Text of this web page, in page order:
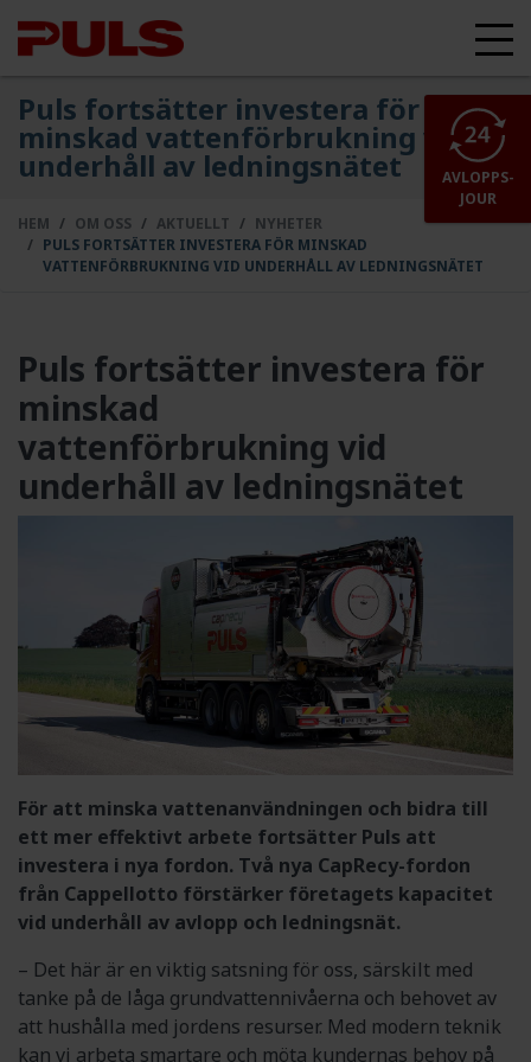
Puls fortsätter investera för
minskad vattenförbrukning vid
underhåll av ledningsnätet
HEM OM OSS AKTUELLT
NYHETER
PULS FORTSÄTTER INVESTERA FÖR MINSKAD
VATTENFÖRBRUKNING VID UNDERHÅLL AV LEDNINGSNÄTET
Puls fortsätter investera för
minskad
vattenförbrukning vid
underhåll av ledningsnätet
För att minska vattenanvändningen och bidra till
ett mer effektivt arbete fortsätter Puls att
investera i nya fordon. Två nya CapRecy-fordon
från Cappellotto förstärker företagets kapacitet
vid underhåll av avlopp och ledningsnät.
– Det här är en viktig satsning för oss, särskilt med
tanke på de låga grundvattennivåerna och behovet av
att hushålla med jordens resurser. Med modern teknik
kan vi arbeta smartare och möta kundernas behov på
AVLOPPS-
JOUR